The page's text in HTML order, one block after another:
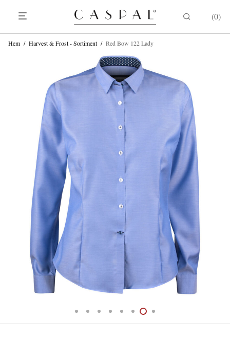
0
Hem / Harvest & Frost - Sortiment / Red Bow 122 Lady